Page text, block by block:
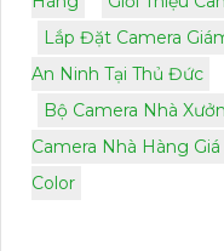
Lắp Đặt Camera
An Ninh Tại Thủ Đức
Bộ Camera Nhà
Camera Nhà Hàng Giá
Color